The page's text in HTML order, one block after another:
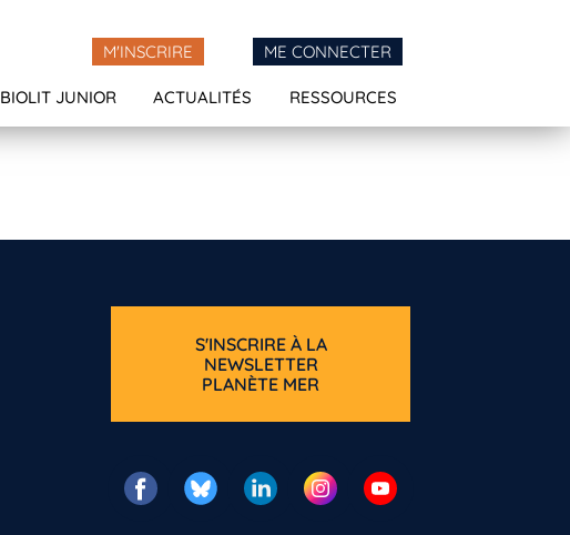
M'INSCRIRE ME CONNECTER
BIOLIT JUNIOR ACTUALITÉS RESSOURCES
S'INSCRIRE À LA
NEWSLETTER
PLANÈTE MER